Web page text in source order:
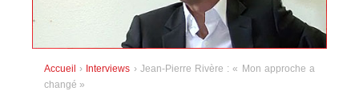
Accueil › Interviews › Jean-Pierre Rivère : « Mon approche a
changé »